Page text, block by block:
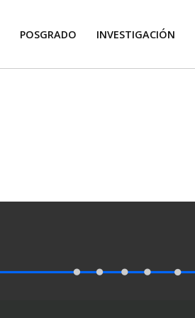
POSGRADO INVESTIGACIÓN